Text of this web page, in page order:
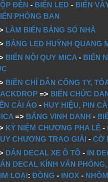
ĐÈN - BIỂN LED - BIỂN
PHÒNG BAN
LÀM BIỂN BẢNG SỐ NHÀ
BẢNG LED HUỲNH QUANG
BIỂN NỘI QUY MICA - BIỂN
BIỂN CHỈ DẪN CÔNG TY,
=> BIỂN CHỨC
CÀI ÁO - HUY HIỆU, PIN
=> BẢNG VINH DANH -
KỶ NIỆM CHƯƠNG PHA LÊ -
CHƯƠNG TRAO GIẢI -CỜ
DÁN DECAL XE Ô TÔ - IN
DECAL KÍNH VĂN
LOẠI:ĐỒNG - INOX - NHÔM